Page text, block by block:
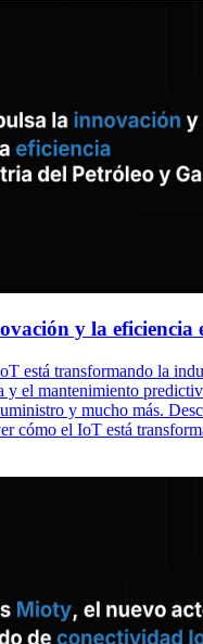
y la eficiencia
está transformando la
el mantenimiento
y mucho más.
cómo el IoT está